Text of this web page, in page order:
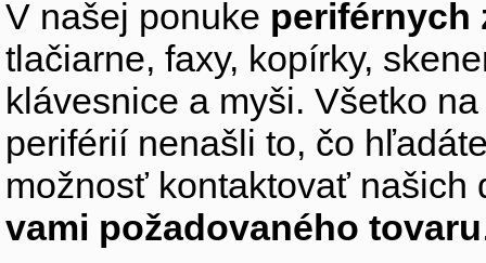
V našej ponuke periférnych
tlačiarne, faxy, kopírky,
klávesnice a myši. Všetko
periférií nenašli to, čo
možnosť kontaktovať
vami požadovaného tovaru